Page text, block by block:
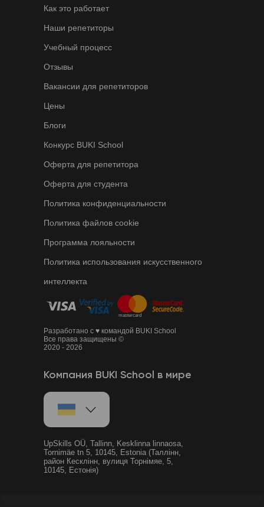
Как это работает
Наши репетиторы
Учебный процесс
Отзывы
Вакансии для репетиторов
Цены
Блоги
Конкурс BUKI School
Оферта для репетитора
Оферта для студента
Политика конфиденциальности
Политика файлов cookie
Программа лояльности
Политика использования искусственного
интеллекта
Разработано с ♥ командой BUKI School
Все права защищены ©
2020 - 2026
Компания BUKI School в мире
UpSkills OÜ, Tallinn, Kesklinna linnaosa,
Tornimäe tn 5, 10145, Estonia (Таллінн,
район Кесклінн, вулиця Торнімяе, 5,
10145, Естонія)